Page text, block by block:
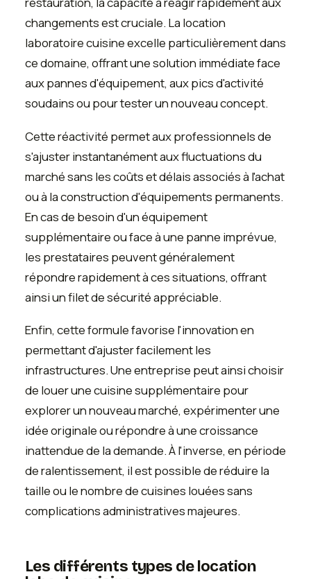
changements est cruciale. La location
laboratoire cuisine excelle particulièrement dans
ce domaine, offrant une solution immédiate face
aux pannes d'équipement, aux pics d'activité
soudains ou pour tester un nouveau concept.
Cette réactivité permet aux professionnels de
s'ajuster instantanément aux fluctuations du
marché sans les coûts et délais associés à l'achat
ou à la construction d'équipements permanents.
En cas de besoin d'un équipement
supplémentaire ou face à une panne imprévue,
les prestataires peuvent généralement
répondre rapidement à ces situations, offrant
ainsi un filet de sécurité appréciable.
Enfin, cette formule favorise l'innovation en
permettant d'ajuster facilement les
infrastructures. Une entreprise peut ainsi choisir
de louer une cuisine supplémentaire pour
explorer un nouveau marché, expérimenter une
idée originale ou répondre à une croissance
inattendue de la demande. À l'inverse, en période
de ralentissement, il est possible de réduire la
taille ou le nombre de cuisines louées sans
complications administratives majeures.
Les différents types de location